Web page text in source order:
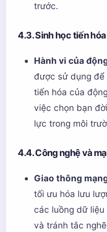
trước.
4.3. Sinh học tiến hóa
Hành vi của
được sử dụng
tiến hóa của
việc chọn bạn
lực trong môi
4.4. Công nghệ và
Giao thông
tối ưu hóa lưu
các luồng dữ
và tránh tắc